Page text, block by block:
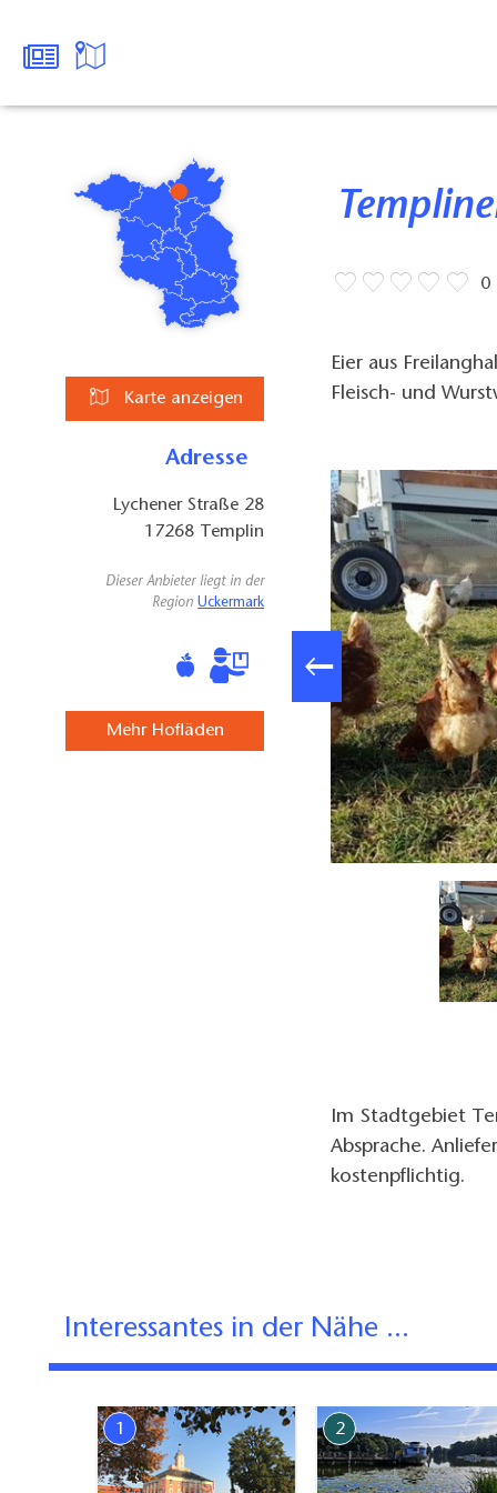
Karte anzeigen
Adresse
Lychener Straße 28
17268 Templin
Dieser Anbieter liegt in der
RegionUckermark
Mehr Hofläden
0
Eier aus
Fleisch- und
Im Stadtgebiet
Absprache.
kostenpflichtig.
Interessantes in der Nähe ...
1 2